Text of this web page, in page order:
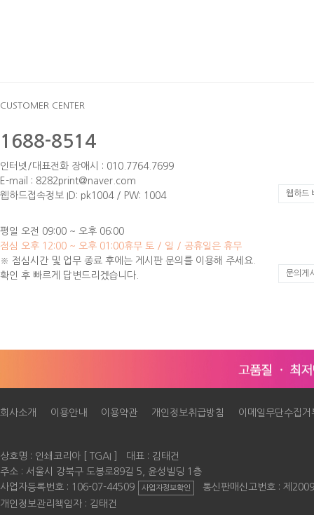
CUSTOMER CENTER
1688-8514
인터넷/대표전화 장애시 : 010.7764.7699
E-mail : 8282print@naver.com
웹하드접속정보 ID: pk1004 / PW: 1004
웹하드
평일 오전 09:00 ~ 오후 06:00
점심 오후 12:00 ~ 오후 01:00휴무 토 / 일 / 공휴일은 휴무
※ 점심시간 및 업무 종료 후에는 게시판 문의를 이용해 주세요.
확인 후 빠르게 답변드리겠습니다.
문의게
회사소개 이용안내 이용약관 개인정보취급방침 이메일무단수집거
상호명 : 인쇄코리아 [ TGAI ] 대표 : 김태건
주소 : 서울시 강북구 도봉로89길 5, 윤성빌딩 1층
사업자등록번호 : 106-07-44509
사업자정보확인
통신판매신고번호 : 제
개인정보관리책임자 : 김태건